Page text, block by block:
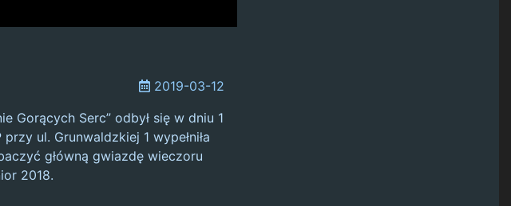
2019-03-12
Gorących Serc” odbył się w dniu 1
ul. Grunwaldzkiej 1 wypełniła
główną gwiazdę wieczoru
2018.